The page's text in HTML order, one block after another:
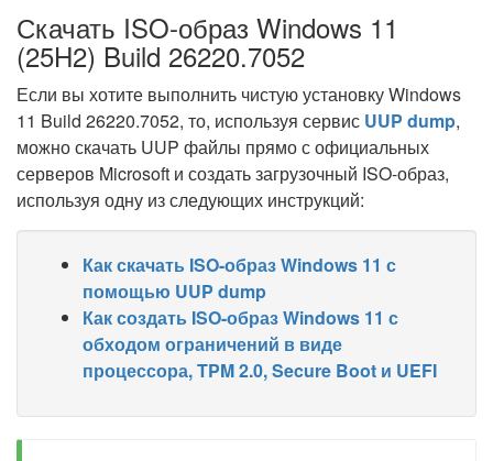
Скачать ISO-образ Windows 11
(25H2) Build 26220.7052
Если вы хотите выполнить чистую установку Windows
11 Build 26220.7052, то, используя сервис UUP dump,
можно скачать UUP файлы прямо с официальных
серверов Microsoft и создать загрузочный ISO-образ,
используя одну из следующих инструкций:
Как скачать ISO-образ Windows 11 с
помощью UUP dump
Как создать ISO-образ Windows 11 с
обходом ограничений в виде
процессора, TPM 2.0, Secure Boot и UEFI